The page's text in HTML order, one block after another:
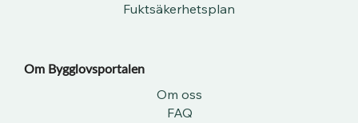
Om Bygglovsportalen​
Om oss
FAQ
Fuktsäkerhetsplan